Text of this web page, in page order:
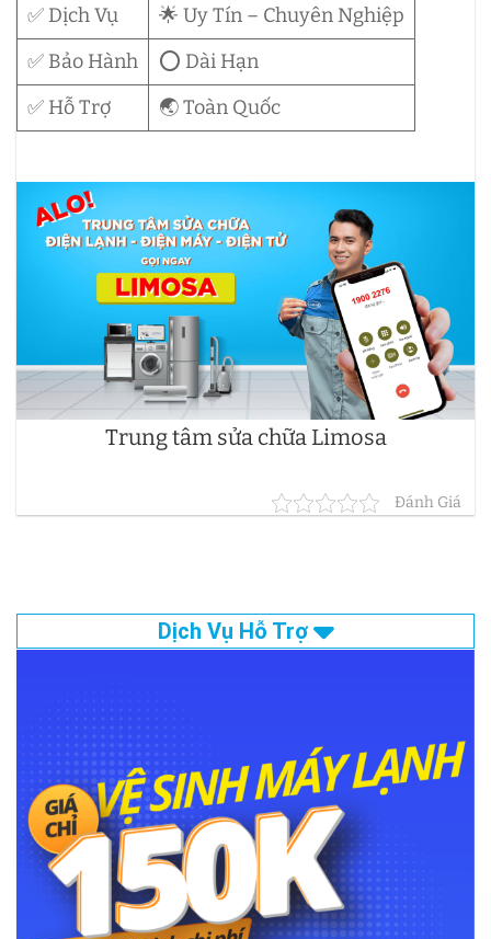
✅ Dịch Vụ
🌟 Uy Tín – Chuyên Nghiệp
✅ Bảo Hành
⭕ Dài Hạn
✅ Hỗ Trợ
🌏 Toàn Quốc
Trung tâm sửa chữa Limosa
Đánh Giá
Dịch Vụ Hỗ Trợ